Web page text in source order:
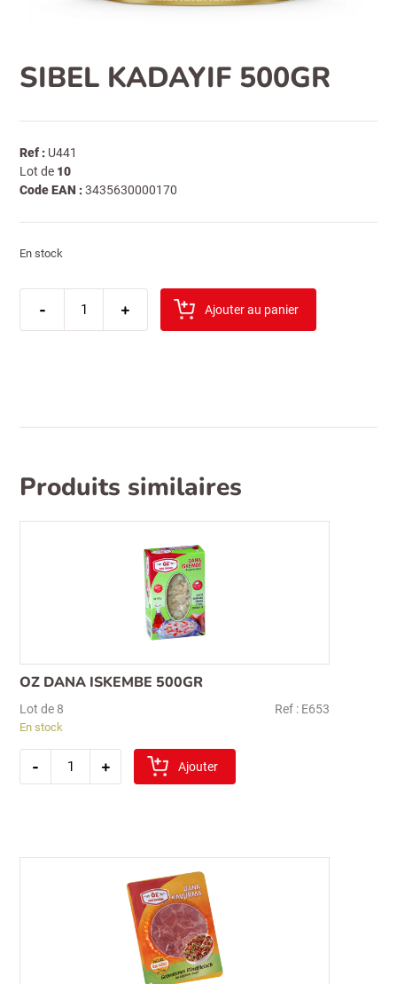
SIBEL KADAYIF 500GR
Ref : U441
Lot de 10
Code EAN :3435630000170
En stock
-
quantité
sibel
kadayif
+ Ajouter au panier
Produits similaires
OZ DANA ISKEMBE 500GR
Lot de 8 Ref : E653
En stock
-
quantité
+ Ajouter